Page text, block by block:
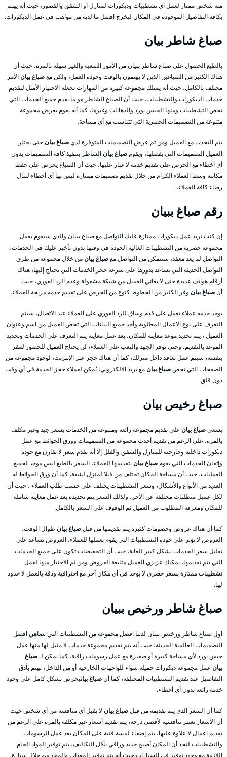
منه شخص ممتاز لعمل أي تشطيبات وديكورات لمنازل أو الشقق والقصور، حيث أنه يهتم
بكافة التفاصيل الموجودة في المكان ليخرج افضل ما لدية من مواهب في عمل الديكورات.
صباغ شاطر بيان
بالطبع الحصول على صباغ شاطر ببيان من الأمور الصعبة والغير سهلة بالمرة، حيث أن
هناك الكثير من الصباغين الذين لا يهتمون بالوقت وجودة العمل، ولكن معصباغ بيانالأمر
مختلف بالكامل، حيث أنه يمتلك مجموعة كبيرة من المهارات تجعله الاختيار الأمثل لتقديم
خدمات الديكورات والتشطيبات، حيث أن الصباغ الشاطر هو ما يقدم جميع الخدمات التي
تخص التشطيبات ومنها الجبس بورد والدهانات وغيرها، كما أنه يقوم بعرض مجموعة
متنوعة من التصميمات الحصرية التي تتناسب مع أي مساحة.
يتم التحدث مع العميل ومن ثم عرض التصميمات المتوفرة لديصباغ بيانحتى يختار
العميل التصميمات التي يفضلها، ويقومصباغ بيانالشاطر بتنفيذ كافة التصميمات بدون
أي أخطاء مع الحرص على تقديم خدمه لا غبار عليها، حيث أن الصباغ يحرص على حفظ
مكانته وسط العملاء الكرام من خلال تقديم تصميمات ممتازة ليس بها أي أخطاء لتنال
رضاء كافة العملاء.
رقم صباغ ببيان
إن كنت تريد عمل ديكورات ممتازة عليك التواصل مع صباغ ببيان والذي سيقوم بعمل
مجموعة حصرية من التشطيبات العالية الجودة في وقتها بدون تأخير عليك في الخدمات،
التواصل لم يعد معقد، ستتمكن من التواصل معصباغ بيانمن خلال مجموعة من طرق
التواصل الحديثة التي تساعد بدورها على سرعة حجز الخدمات التي تحتاج إليها، هناك
أرقام هواتف عديدة حتى لا يعاني العميل من شبكة مشغولة وعدم الرد الفوري، حيث
أنصباغ بيان وفر الكثير من الخطوط كنوع من الحرص على تقديم خدمه مريحة للعملاء.
يوجد خدمه عملاء تعمل على قدم وساق للرد الفوري على العملاء عند الاتصال، سيتم
التعرف على نوع الاعمال المطلوبة وأخذ جميع البيانات التي تخص العميل من اسم وعنوان
العميل ، يتم تحديد موعد معاينة للمكان، بعد عمل معاينة يتم التعرف على الخدمات وتحديد
الموعد بالتقديم، وحتى نوفر الجهد والتعب على العملاء، لن يحتاج العميل للحضور لمقر
بنفسه، سيتم عمل تعاقد داخل منزلك، كما أن هناك حجز عبر الإنترنت، لوجود مجموعة من
الصفحات التي تخصصباغ بيانمع بريد الالكتروني، يُمكن لعملاء حجز الخدمة في أي وقت
دون قلق.
صباغ رخيص بيان
يسعىصباغ بيان على تقديم مجموعة رائعة ومتنوعة من الخدمات بسعر جيد وغير مكلف
بالمرة، على الرغم من تقديم أحدث مجموعة من التصميمات وورق الحوائط مع عمل
ديكورات داخلية وخارجية للمنازل والشقق والفلل إلا أنه يقدم سعر لا يقارن مع جودة
وإتقان الخدمات التي يقوم صباغ بيانبتقديمها للعملاء، السعر بالطبع ليس موحد لجميع
العمليات، حيث أن مساحة المكان تختلف من فيلا لمنزل لشقة، كما أن ورق الحوائط له
العديد من الأنواع والأشكال، وسعر التشطيبات يختلف على حسب طلب العملاء ، حيث أن
لكل عميل متطلبات مختلفة عن الأخر، ولذلك السعر يتم تحديده بعد عمل معاينة شاملة
للمكان ومعرفة المطلوب من العميل ثم الوقوف على السعر بالكامل.
كما أن هناك عروض وخصومات كثيرة يتم تقديمها من قبلصباغ بيان طوال الوقت،
العروض لا تؤثر على جودة التشطيبات التي يقوم بعملها للعملاء، العروض تساعد على
تقليل سعر الخدمات بشكل كبير للغاية، حيث أن التخفيضات تكون على جميع الخدمات
التي يتم تقديمها، يمكنك عزيزي العميل متابعة العروض ومن ثم الاختيار منها لعمل
تشطيبات ممتازة بسعر حصري لا يوجد في أي مكان أخر مع احترافية ودقة بالعمل لا حدود
لها.
صباغ شاطر ورخيص ببيان
اول صباغ شاطر ورخيص ببيان لدينا افضل مجموعة من التشطيبات التي تضاهي افضل
التصميمات العالمية الحديثة، حيث أنه يتم تقديم مجموعة خدمات لا مثيل لها منها عمل
جبس بورد لأي مساحة كبيرة أو صغيرة مع عمل رسومات راقية، كما يمكن لـصباغ
بيان عمل مجموعة ديكورات جميلة سواء للواجهات الخارجية أو من الداخل، نهتم بأدق
التفاصيل عند تقديم التشطيبات المختلفة، كما أنصباغ بيانيحرص بشكل كامل على وجود
خدمه رائعة بدون أي أخطاء.
كما أن السعر الذي يتم تقديمه من قبلصباغ بيان لا يقبل أي منافسة من أي شخص حيث
أن الأسعار تعتبر تنافسية لأقصى درجة، يتم تقديم أسعار غير مكلفة بالمرة على الرغم من
تقديم اعمال لا علاوة عليها، يتم إضفاء لمسة فنية على المكان بعد عمل الرسومات
والتشطيبات لتجد أن المكان أصبح جديد وراقي بأقل التكاليف، يتم توفير المواد الخام
اللازمة مع وجود توفير في السيارات حيث أنه يتم توفير المعدات والمواد من خلال سيارة